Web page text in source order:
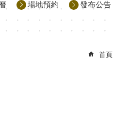
場地預約 發布公告
首頁